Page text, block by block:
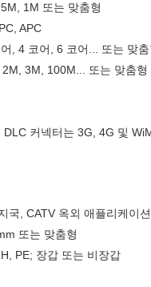
1M 또는 맞춤형
APC
, 4 코어, 6 코어... 또는 맞춤
3M, 100M... 또는 맞춤형
커넥터는 3G, 4G 및
국, CATV 옥외 애플리케이션
또는 맞춤형
PE; 장갑 또는 비장갑